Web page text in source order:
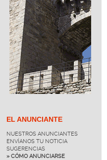
EL ANUNCIANTE
NUESTROS ANUNCIANTES
ENVÍANOS TU NOTICIA
SUGERENCIAS
» CÓMO ANUNCIARSE